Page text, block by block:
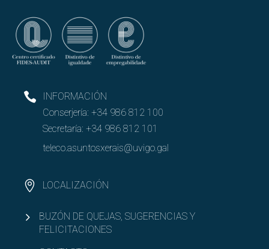
INFORMACIÓN
Conserjería: +34 986 812 100
Secretaría: +34 986 812 101
teleco.asuntosxerais@uvigo.gal
LOCALIZACIÓN
BUZÓN DE QUEJAS, SUGERENCIAS Y
FELICITACIONES